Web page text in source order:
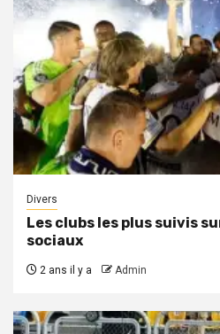
Divers
Les clubs les plus suivis
sociaux
2 ans il y a Admin